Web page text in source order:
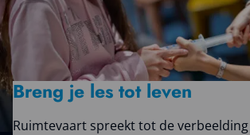
Breng je les tot leven
Ruimtevaart spreekt tot de